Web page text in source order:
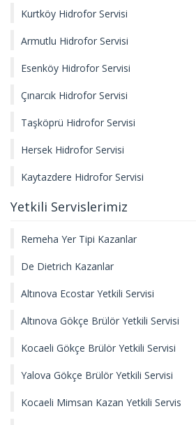
Kurtköy Hidrofor Servisi
Armutlu Hidrofor Servisi
Esenköy Hidrofor Servisi
Çınarcık Hidrofor Servisi
Taşköprü Hidrofor Servisi
Hersek Hidrofor Servisi
Kaytazdere Hidrofor Servisi
Yetkili Servislerimiz
Remeha Yer Tipi Kazanlar
De Dietrich Kazanlar
Altınova Ecostar Yetkili Servisi
Altınova Gökçe Brülör Yetkili Servisi
Kocaeli Gökçe Brülör Yetkili Servisi
Yalova Gökçe Brülör Yetkili Servisi
Kocaeli Mimsan Kazan Yetkili Servis